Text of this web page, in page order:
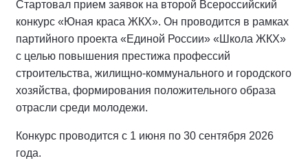
Стартовал прием заявок на второй Всероссийский
конкурс «Юная краса ЖКХ». Он проводится в рамках
партийного проекта «Единой России» «Школа ЖКХ»
с целью повышения престижа профессий
строительства, жилищно-коммунального и городского
хозяйства, формирования положительного образа
отрасли среди молодежи.
Конкурс проводится с 1 июня по 30 сентября 2026
года.